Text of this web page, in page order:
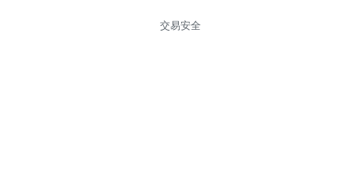
交易安全